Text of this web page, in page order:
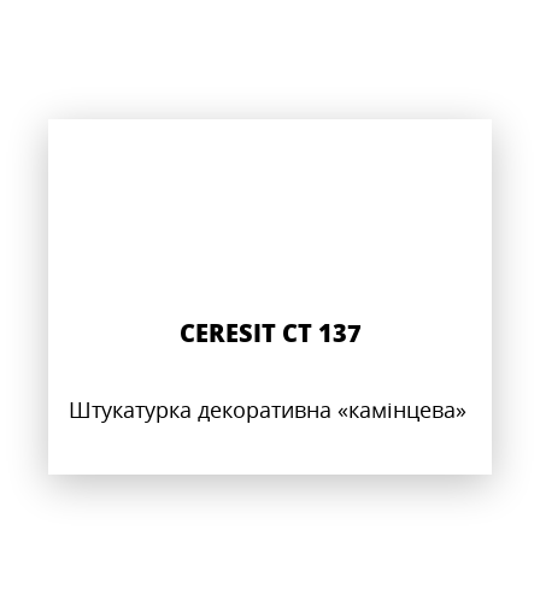
CERESIT CT 137
Штукатурка декоративна «камінцева»